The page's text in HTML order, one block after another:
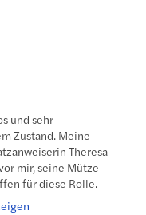
und sehr
Zustand. Meine
Theresa
mir, seine Mütze
für diese Rolle.